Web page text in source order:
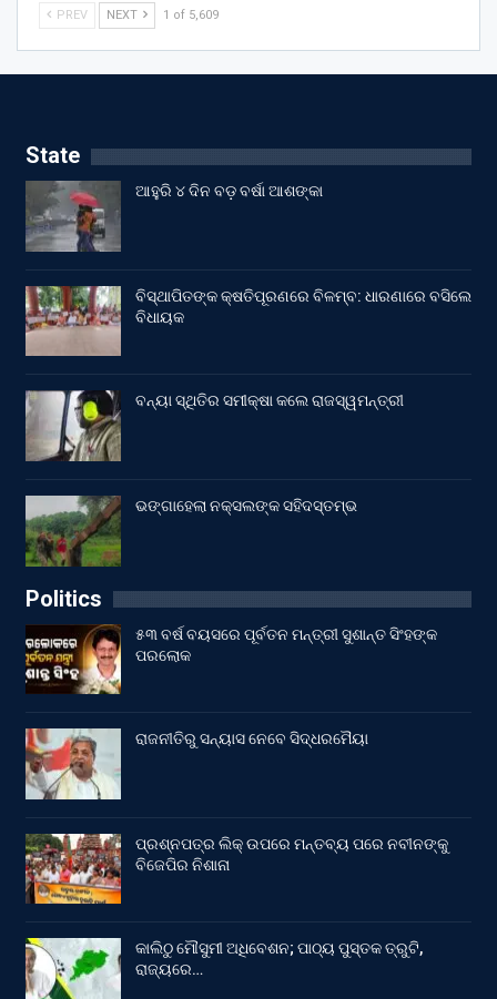
PREV NEXT 1 of 5,609
State
ଆହୁରି ୪ ଦିନ ବଡ଼ ବର୍ଷା ଆଶଙ୍କା
ବିସ୍ଥାପିତଙ୍କ କ୍ଷତିପୂରଣରେ ବିଳମ୍ବ: ଧାରଣାରେ ବସିଲେ
ବିଧାୟକ
ବନ୍ୟା ସ୍ଥିତିର ସମୀକ୍ଷା କଲେ ରାଜସ୍ୱମନ୍ତ୍ରୀ
ଭଙ୍ଗାହେଲା ନକ୍ସଲଙ୍କ ସହିଦସ୍ତମ୍ଭ
Politics
୫୩ ବର୍ଷ ବୟସରେ ପୂର୍ବତନ ମନ୍ତ୍ରୀ ସୁଶାନ୍ତ ସିଂହଙ୍କ
ପରଲୋକ
ରାଜନୀତିରୁ ସନ୍ୟାସ ନେବେ ସିଦ୍ଧରମୈୟା
ପ୍ରଶ୍ନପତ୍ର ଲିକ୍ ଉପରେ ମନ୍ତବ୍ୟ ପରେ ନବୀନଙ୍କୁ
ବିଜେପିର ନିଶାନା
କାଲିଠୁ ମୌସୁମୀ ଅଧିବେଶନ; ପାଠ୍ୟ ପୁସ୍ତକ ତ୍ରୁଟି,
ରାଜ୍ୟରେ…